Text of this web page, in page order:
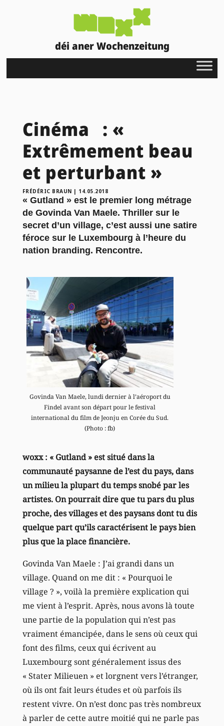
déi aner Wochenzeitung
Cinéma : «
Extrêmement beau
et perturbant »
FRÉDÉRIC BRAUN | 14.05.2018
« Gutland » est le premier long métrage
de Govinda Van Maele. Thriller sur le
secret d’un village, c’est aussi une satire
féroce sur le Luxembourg à l’heure du
nation branding. Rencontre.
Govinda Van Maele, lundi dernier à l’aéroport du
Findel avant son départ pour le festival
international du film de Jeonju en Corée du Sud.
(Photo : fb)
woxx : « Gutland » est situé dans la
communauté paysanne de l’est du pays, dans
un milieu la plupart du temps snobé par les
artistes. On pourrait dire que tu pars du plus
proche, des villages et des paysans dont tu dis
quelque part qu’ils caractérisent le pays bien
plus que la place financière.
Govinda Van Maele : J’ai grandi dans un
village. Quand on me dit : « Pourquoi le
village ? », voilà la première explication qui
me vient à l’esprit. Après, nous avons là toute
une partie de la population qui n’est pas
vraiment émancipée, dans le sens où ceux qui
font des films, ceux qui écrivent au
Luxembourg sont généralement issus des
« Stater Milieuen » et lorgnent vers l’étranger,
où ils ont fait leurs études et où parfois ils
restent vivre. On n’est donc pas très nombreux
à parler de cette autre moitié qui ne parle pas